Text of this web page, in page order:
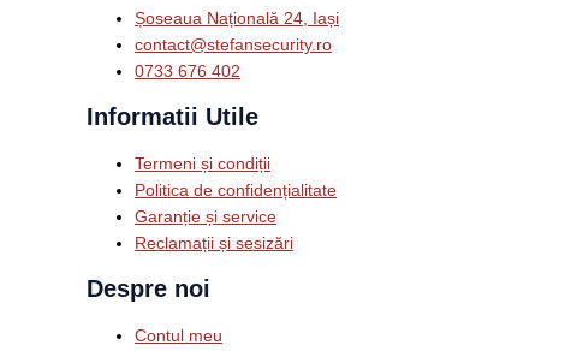
Șoseaua Națională 24, Iași
contact@stefansecurity.ro
0733 676 402
Informatii Utile
Termeni și condiții
Politica de confidențialitate
Garanție și service
Reclamații și sesizări
Despre noi
Contul meu